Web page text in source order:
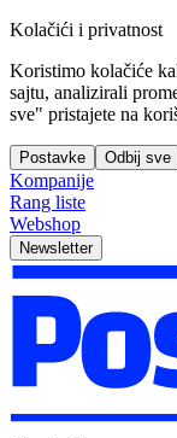
Kolačići i privatnost
Koristimo kolačiće
sajtu, analizirali
sve" pristajete na
Postavke Odbij sve
Kompanije
Rang liste
Webshop
Newsletter